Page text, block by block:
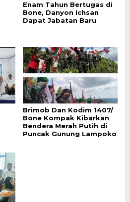
Enam Tahun Bertugas di
Bone, Danyon Ichsan
Dapat Jabatan Baru
Brimob Dan Kodim 1407/
Bone Kompak Kibarkan
Bendera Merah Putih di
Puncak Gunung Lampoko